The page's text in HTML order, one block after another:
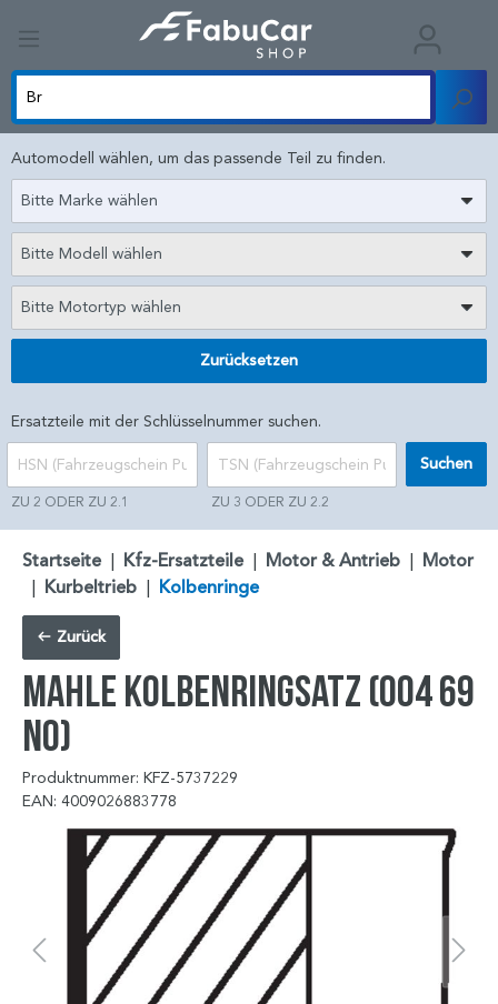
Automodell wählen, um das passende Teil zu finden.
Bitte Marke wählen
Bitte Modell wählen
Bitte Motortyp wählen
Zurücksetzen
Ersatzteile mit der Schlüsselnummer suchen.
ZU 2 ODER ZU 2.1 ZU 3 ODER ZU 2.2
Suchen
Startseite | Kfz-Ersatzteile | Motor & Antrieb | Motor
| Kurbeltrieb | Kolbenringe
Zurück
MAHLE Kolbenringsatz (004 69
N0)
Produktnummer: KFZ-5737229
EAN: 4009026883778